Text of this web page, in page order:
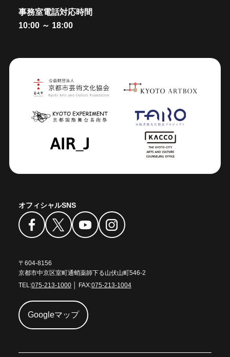
事務室電話対応時間
10:00 ～ 18:00
オフィシャルSNS
〒604-8156
京都市中京区室町通蛸薬師下る山伏山町546-2
TEL:075-213-1000│ FAX:075-213-1004
Googleマップ